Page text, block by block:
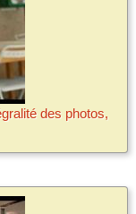
des photos,